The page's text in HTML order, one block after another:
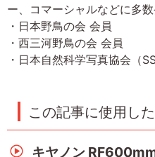
ー、コマーシャルなどに多数
・日本野鳥の会 会員
・西三河野鳥の会 会員
・日本自然科学写真協会（
この記事に使用し
キヤノン